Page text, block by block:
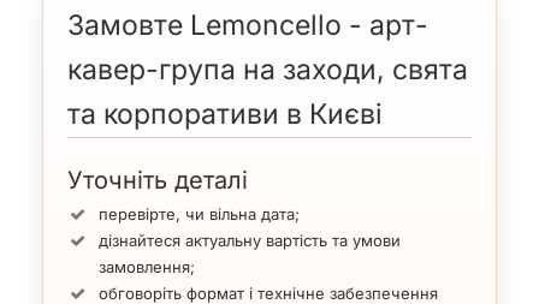
Замовте Lemoncello - арт-
кавер-група на заходи, свята
та корпоративи в Києві
Уточніть деталі
перевірте, чи вільна дата;
дізнайтеся актуальну вартість та умови
замовлення;
обговоріть формат і технічне забезпечення